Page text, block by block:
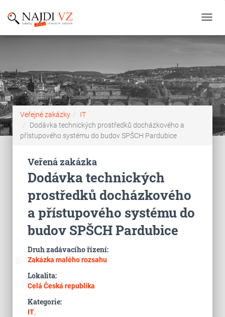
Veřejné zakázky
IT
Dodávka technických prostředků docházkového a
přístupového systému do budov SPŠCH Pardubice
Veřená zakázka
Dodávka technických
prostředků docházkového
a přístupového systému do
budov SPŠCH Pardubice
Druh zadávacího řízení:
Zakázka malého rozsahu
Lokalita:
Celá Česká republika
Kategorie:
IT,